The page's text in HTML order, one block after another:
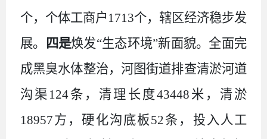
个，个体工商户 1713个，辖区经济稳步发
展。
四是焕发“生态环境”新面貌。全面完
成黑臭水体整治，河图街道排查清淤河道
沟渠 124条，清理长度43448 米，清淤
18957方，硬化沟底板52条，投入人工